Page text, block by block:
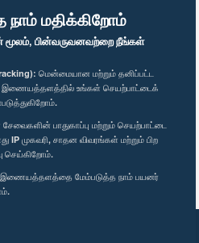
மதிக்கிறோம்
மூலம், பின்வருவனவற்றை நீங்கள்
மென்மையான மற்றும் தனிப்பட்ட
இணையத்தளத்தில் உங்கள் செயற்பாட்டைக்
பாதுகாப்பு மற்றும் செயற்பாட்டை
IP முகவரி, சாதன விவரங்கள் மற்றும் பிற
செய்கிறோம்.
இணையத்தளத்தை மேம்படுத்த நாம் பயனர்